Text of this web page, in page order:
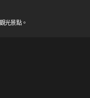
光景點。